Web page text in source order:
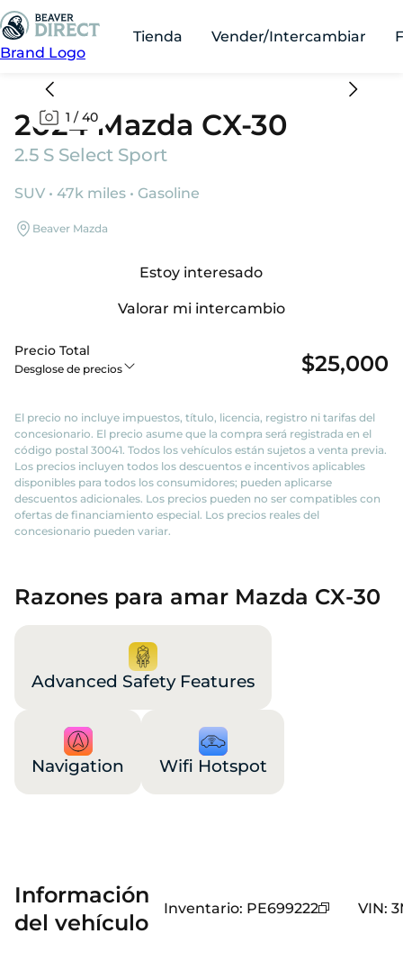
Brand Logo
Tienda Vender/Intercambiar
1 /40
2024 Mazda CX-30
2.5 S Select Sport
SUV • 47k miles • Gasoline
Beaver Mazda
Estoy interesado
Valorar mi intercambio
Precio Total
Desglose de precios $25,000
El precio no incluye impuestos, título, licencia, registro ni tarifas del
concesionario. El precio asume que la compra será registrada en el
código postal 30041. Todos los vehículos están sujetos a venta previa.
Los precios incluyen todos los descuentos e incentivos aplicables
disponibles para todos los consumidores; pueden aplicarse
descuentos adicionales. Los precios pueden no ser compatibles con
ofertas de financiamiento especial. Los precios reales del
concesionario pueden variar.
Razones para amar Mazda CX-30
Advanced Safety Features
Navigation Wifi Hotspot
Información
del vehículo
Inventario: PE699222 VIN: